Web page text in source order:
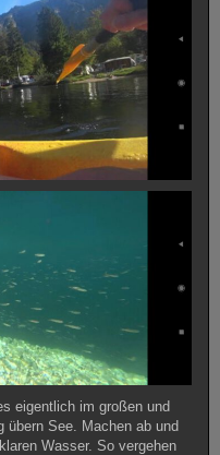
eigentlich im großen und
übern See. Machen ab und
Wasser. So vergehen